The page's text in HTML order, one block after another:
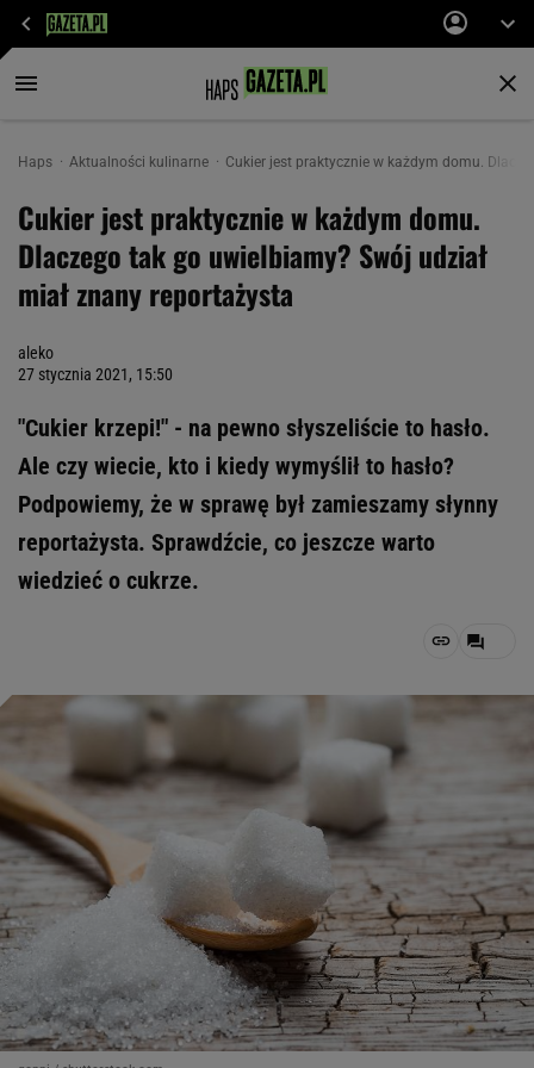
Haps Aktualności kulinarne Cukier jest praktycznie w każdym domu.
Cukier jest praktycznie w każdym domu.
Dlaczego tak go uwielbiamy? Swój udział
miał znany reportażysta
aleko
27 stycznia 2021, 15:50
"Cukier krzepi!" - na pewno słyszeliście to hasło.
Ale czy wiecie, kto i kiedy wymyślił to hasło?
Podpowiemy, że w sprawę był zamieszamy słynny
reportażysta. Sprawdźcie, co jeszcze warto
wiedzieć o cukrze.